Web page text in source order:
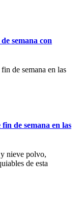
semana con
de semana en las